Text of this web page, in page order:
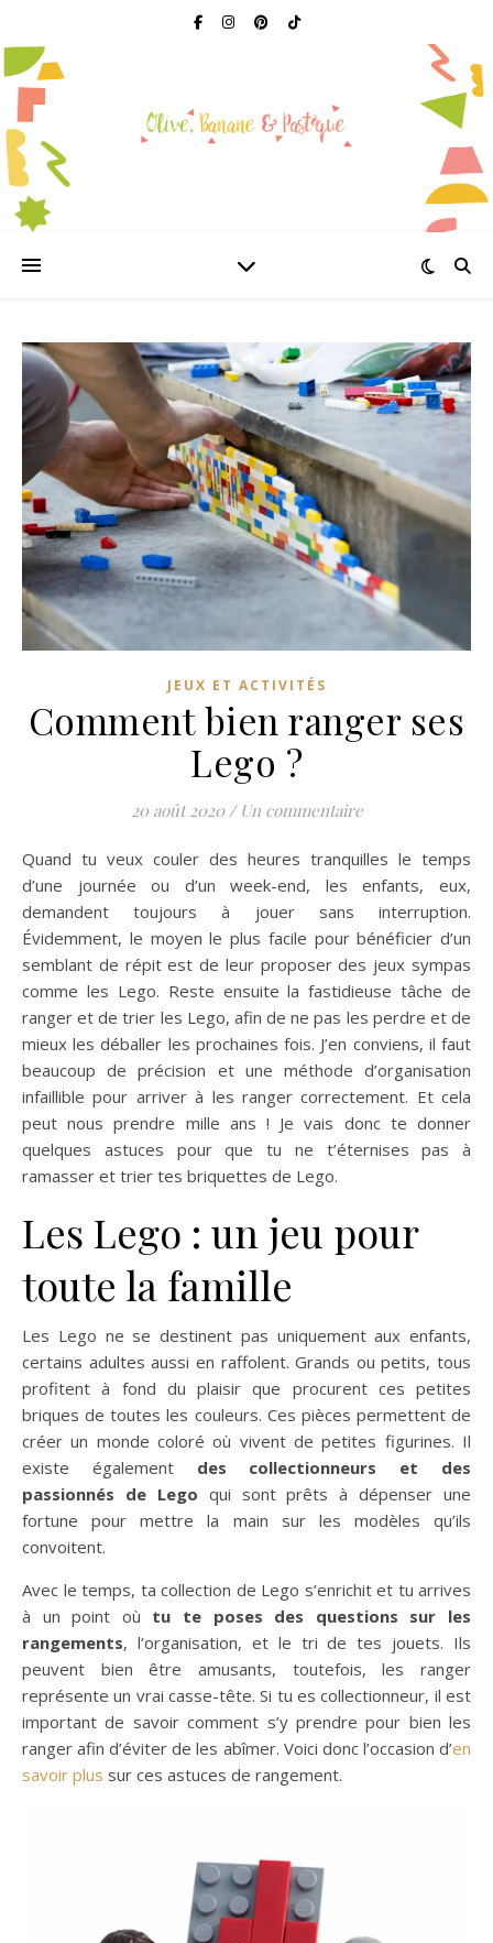
JEUX ET ACTIVITÉS
Comment bien ranger ses
Lego ?
20 août 2020 / Un commentaire
Quand tu veux couler des heures tranquilles le temps
d’une journée ou d’un week-end, les enfants, eux,
demandent toujours à jouer sans interruption.
Évidemment, le moyen le plus facile pour bénéficier d’un
semblant de répit est de leur proposer des jeux sympas
comme les Lego. Reste ensuite la fastidieuse tâche de
ranger et de trier les Lego, afin de ne pas les perdre et de
mieux les déballer les prochaines fois. J’en conviens, il faut
beaucoup de précision et une méthode d’organisation
infaillible pour arriver à les ranger correctement. Et cela
peut nous prendre mille ans ! Je vais donc te donner
quelques astuces pour que tu ne t’éternises pas à
ramasser et trier tes briquettes de Lego.
Les Lego : un jeu pour
toute la famille
Les Lego ne se destinent pas uniquement aux enfants,
certains adultes aussi en raffolent. Grands ou petits, tous
profitent à fond du plaisir que procurent ces petites
briques de toutes les couleurs. Ces pièces permettent de
créer un monde coloré où vivent de petites figurines. Il
existe également des
collectionneurs et des
passionnés de Lego qui sont prêts à dépenser une
fortune pour mettre la main sur les modèles qu’ils
convoitent.
Avec le temps, ta collection de Lego s’enrichit et tu arrives
à un point où tu te poses des questions sur les
rangements, l’organisation, et le tri de tes jouets. Ils
peuvent bien être amusants, toutefois, les ranger
représente un vrai casse-tête. Si tu es collectionneur, il est
important de savoir comment s’y prendre pour bien les
ranger afin d’éviter de les abîmer. Voici donc l’occasion d’en
savoir plus sur ces astuces de rangement.